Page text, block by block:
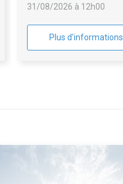
31/08/2026 à 12h00
Plus d'informations